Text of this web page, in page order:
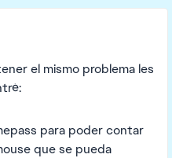
el mismo problema les
para poder contar
que se pueda